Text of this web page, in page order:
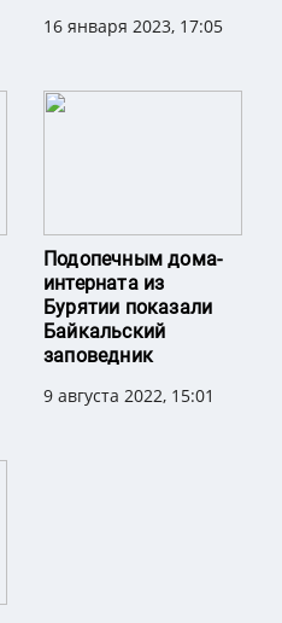
16 января 2023, 17:05
Подопечным дома-
интерната из
Бурятии показали
Байкальский
заповедник
9 августа 2022, 15:01